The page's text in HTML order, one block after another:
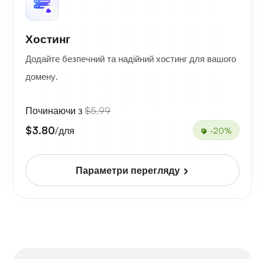
Хостинг
Додайте безпечний та надійний хостинг для вашого
домену.
Починаючи з $5.99
$3.80/для -20%
Параметри перегляду